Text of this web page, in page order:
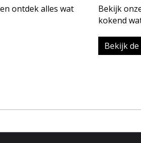
ontdek alles wat
Bekijk
kokend
Bekijk